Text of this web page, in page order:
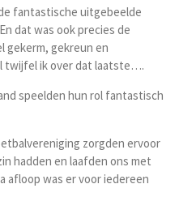
fantastische uitgebeelde
dat was ook precies de
gekerm, gekreun en
twijfel ik over dat laatste….
speelden hun rol fantastisch
zorgden ervoor
hadden en laafden ons met
afloop was er voor iedereen